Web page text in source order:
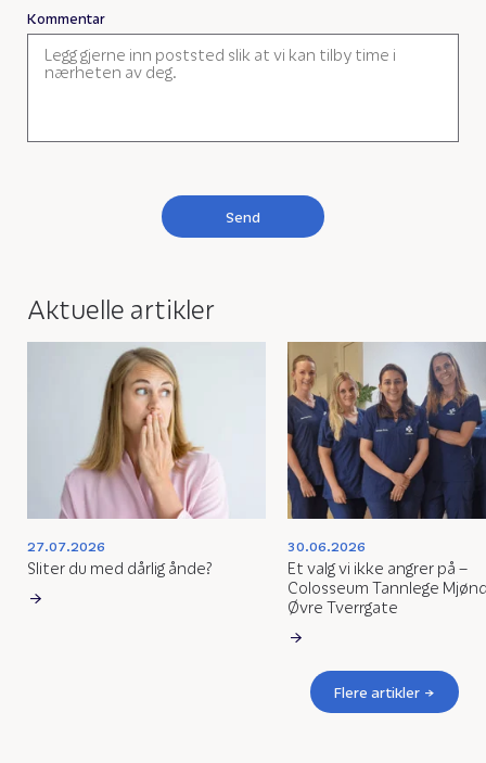
Kommentar
Send
Aktuelle artikler
27.07.2026
Sliter du med dårlig ånde?
30.06.2026
Et valg vi ikke angrer på –
Colosseum Tannlege
Øvre Tverrgate
Flere artikler